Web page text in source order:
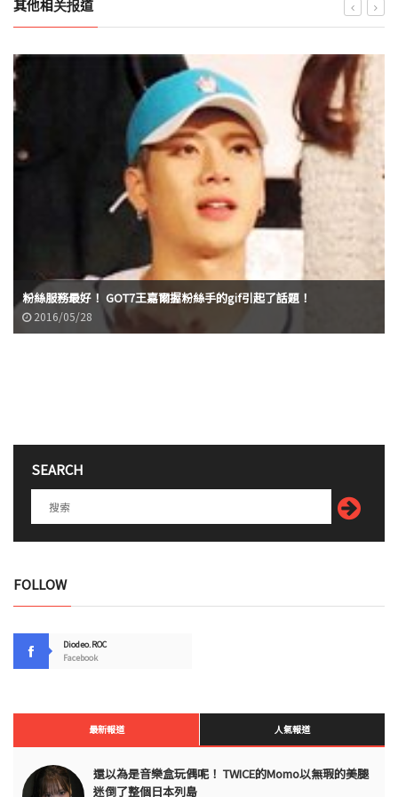
其他相关报道
粉絲服務最好！ GOT7王嘉爾握粉絲手的gif引起了話題！
2016/05/28
SEARCH
FOLLOW
Diodeo.ROC
Facebook
最新報道 人氣報道
還以為是音樂盒玩偶呢！ TWICE的Momo以無瑕的美腿
迷倒了整個日本列島